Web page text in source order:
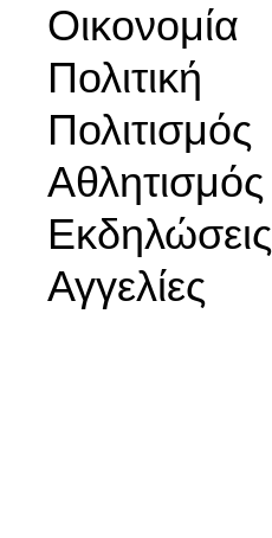
Οικονομία
Πολιτική
Πολιτισμός
Αθλητισμός
Εκδηλώσεις
Αγγελίες